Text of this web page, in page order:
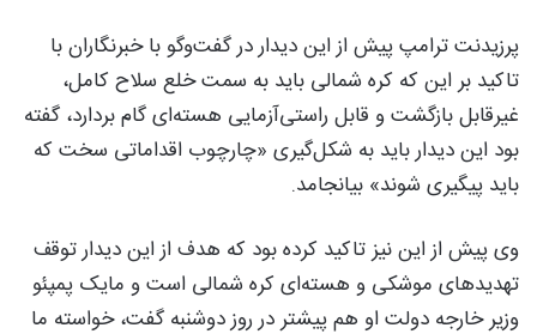
پرزیدنت ترامپ پیش از این دیدار در گفت‌وگو با خبرنگاران با
تاکید بر این که کره شمالی باید به سمت خلع سلاح کامل،
غیرقابل بازگشت و قابل راستی‌آزمایی هسته‌ای گام بردارد، گفته
بود این دیدار باید به شکل‌گیری «چارچوب اقداماتی سخت که
باید پیگیری شوند» بیانجامد.
وی پیش از این نیز تاکید کرده بود که هدف از این دیدار توقف
تهدیدهای موشکی و هسته‌ای کره شمالی است و مایک پمپئو
وزیر خارجه دولت او هم پیشتر در روز دوشنبه گفت، خواسته ما